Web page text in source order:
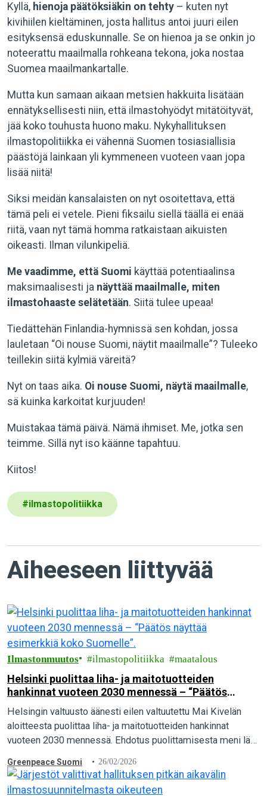
Kyllä, hienoja päätöksiäkin on tehty – kuten nyt
kivihiilen kieltäminen, josta hallitus antoi juuri eilen
esityksensä eduskunnalle. Se on hienoa ja se onkin jo
noteerattu maailmalla rohkeana tekona, joka nostaa
Suomea maailmankartalle.
Mutta kun samaan aikaan metsien hakkuita lisätään
ennätyksellisesti niin, että ilmastohyödyt mitätöityvät,
jää koko touhusta huono maku. Nykyhallituksen
ilmastopolitiikka ei vähennä Suomen tosiasiallisia
päästöjä lainkaan yli kymmeneen vuoteen vaan jopa
lisää niitä!
Siksi meidän kansalaisten on nyt osoitettava, että
tämä peli ei vetele. Pieni fiksailu siellä täällä ei enää
riitä, vaan nyt tämä homma ratkaistaan aikuisten
oikeasti. Ilman vilunkipeliä.
Me vaadimme, että Suomi käyttää potentiaalinsa
maksimaalisesti ja näyttää maailmalle, miten
ilmastohaaste selätetään. Siitä tulee upeaa!
Tiedättehän Finlandia-hymnissä sen kohdan, jossa
lauletaan “Oi nouse Suomi, näytit maailmalle”? Tuleeko
teillekin siitä kylmiä väreitä?
Nyt on taas aika. Oi nouse Suomi, näytä maailmalle,
sä kuinka karkoitat kurjuuden!
Muistakaa tämä päivä. Nämä ihmiset. Me, jotka sen
teimme. Sillä nyt iso käänne tapahtuu.
Kiitos!
#ilmastopolitiikka
Aiheeseen liittyvää
Ilmastonmuutos ilmastopolitiikka maatalous
Helsinki puolittaa liha- ja maitotuotteiden
hankinnat vuoteen 2030 mennessä – “Päätös
näyttää esimerkkiä koko Suomelle”.
Helsingin valtuusto äänesti eilen valtuutettu Mai Kivelän
aloitteesta puolittaa liha- ja maitotuotteiden hankinnat
vuoteen 2030 mennessä. Ehdotus puolittamisesta meni läpi
vastaan. Greenpeace pitää päätöstä merkittävänä askeleena
kohti ilmaston kannalta kestävää ruokailua.
Greenpeace Suomi 26/02/2026